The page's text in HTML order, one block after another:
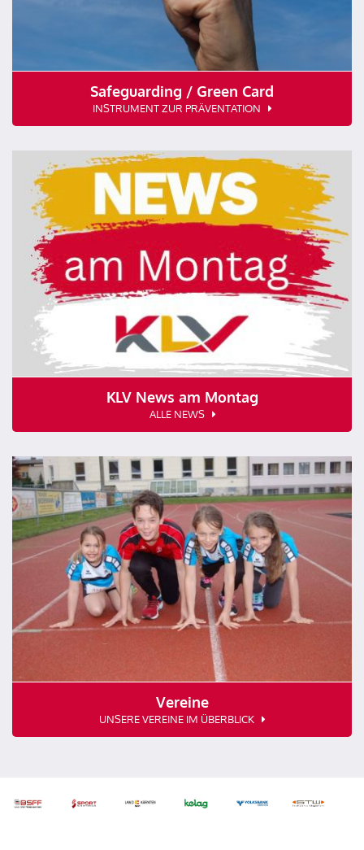
Safeguarding / Green Card
INSTRUMENT ZUR PRÄVENTATION
KLV News am Montag
ALLE NEWS
Vereine
UNSERE VEREINE IM ÜBERBLICK